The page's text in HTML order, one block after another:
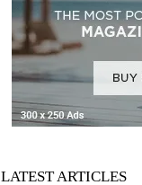
LATEST ARTICLES